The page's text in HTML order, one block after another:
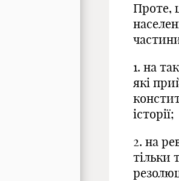
Проте,
1. на так
які
історії;
2. на
тільки